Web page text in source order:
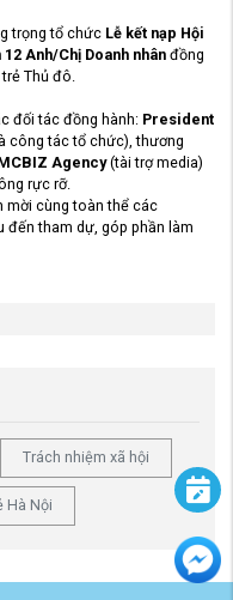
trọng tổ chức Lễ kết nạp Hội
Anh/Chị Doanh nhânđồng
Thủ đô.
đối tác đồng hành: President
công tác tổ chức), thương
Agency (tài trợ media)
rực rỡ.
mời cùng toàn thể các
đến tham dự, góp phần làm
Trách nhiệm xã hội
Hà Nội